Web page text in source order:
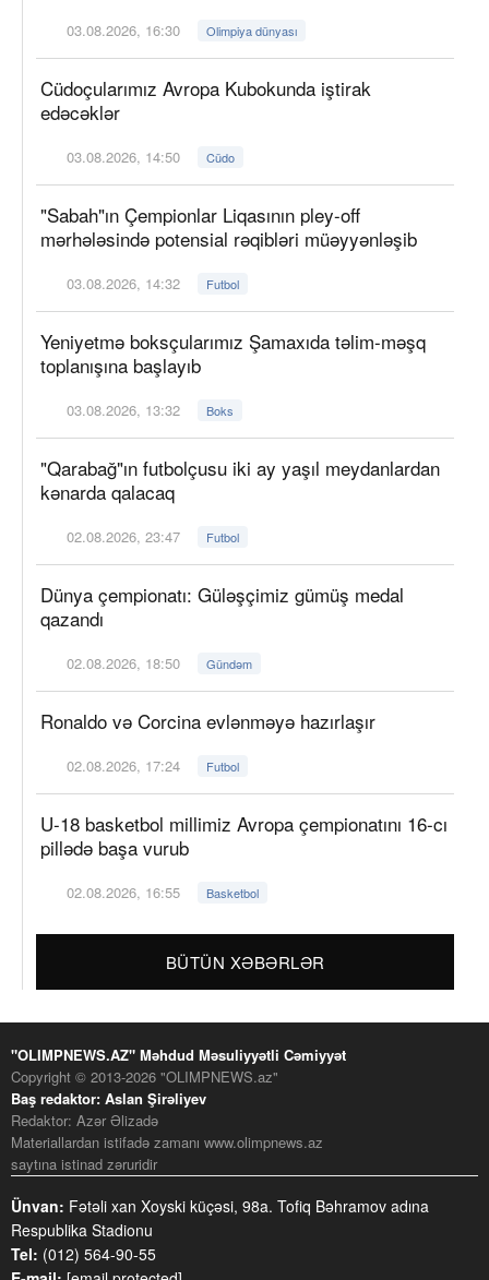
03.08.2026, 16:30 Olimpiya dünyası
Cüdoçularımız Avropa Kubokunda iştirak
edəcəklər
03.08.2026, 14:50 Cüdo
"Sabah"ın Çempionlar Liqasının pley-off
mərhələsində potensial rəqibləri müəyyənləşib
03.08.2026, 14:32 Futbol
Yeniyetmə boksçularımız Şamaxıda təlim-məşq
toplanışına başlayıb
03.08.2026, 13:32 Boks
"Qarabağ"ın futbolçusu iki ay yaşıl meydanlardan
kənarda qalacaq
02.08.2026, 23:47 Futbol
Dünya çempionatı: Güləşçimiz gümüş medal
qazandı
02.08.2026, 18:50 Gündəm
Ronaldo və Corcina evlənməyə hazırlaşır
02.08.2026, 17:24 Futbol
U-18 basketbol millimiz Avropa çempionatını 16-cı
pillədə başa vurub
02.08.2026, 16:55 Basketbol
BÜTÜN XƏBƏRLƏR
"OLIMPNEWS.AZ" Məhdud Məsuliyyətli Cəmiyyət
Copyright © 2013-2026 "OLIMPNEWS.az"
Baş redaktor: Aslan Şirəliyev
Redaktor: Azər Əlizadə
Materiallardan istifadə zamanı www.olimpnews.az
saytına istinad zəruridir
Ünvan: Fətəli xan Xoyski küçəsi, 98a. Tofiq Bəhramov adına
Respublika Stadionu
Tel: (012) 564-90-55